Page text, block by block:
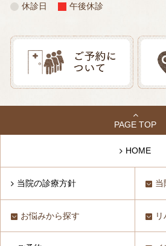
休診日 午後休診
PAGE TOP
HOME
当院の診療方針 当
お悩みから探す